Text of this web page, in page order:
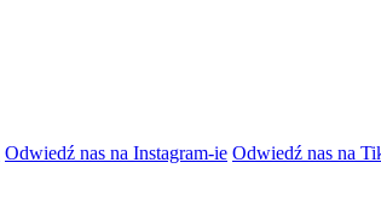
Odwiedź nas na Instagram-ie Odwiedź nas na